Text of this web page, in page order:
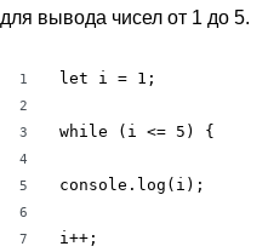
для вывода чисел от 1 до 5.
1
2
3
4
5
6
7
let i = 1;
while (i <= 5) {
console.log(i);
i++;